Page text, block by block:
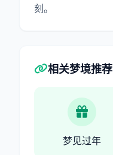
刻。
相关梦境推荐
梦见过年